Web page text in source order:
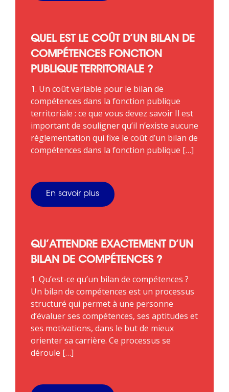
QUEL EST LE COÛT D’UN BILAN DE
COMPÉTENCES FONCTION
PUBLIQUE TERRITORIALE ?
1. Un coût variable pour le bilan de
compétences dans la fonction publique
territoriale : ce que vous devez savoir Il est
important de souligner qu’il n’existe aucune
réglementation qui fixe le coût d’un bilan de
compétences dans la fonction publique […]
En savoir plus
QU’ATTENDRE EXACTEMENT D’UN
BILAN DE COMPÉTENCES ?
1. Qu’est-ce qu’un bilan de compétences ?
Un bilan de compétences est un processus
structuré qui permet à une personne
d’évaluer ses compétences, ses aptitudes et
ses motivations, dans le but de mieux
orienter sa carrière. Ce processus se
déroule […]